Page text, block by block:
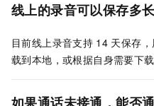
线上的录音可以保存多
目前线上录音支持 14 天保存
载到本地，或根据自身需要下
如果通话未接通，能否